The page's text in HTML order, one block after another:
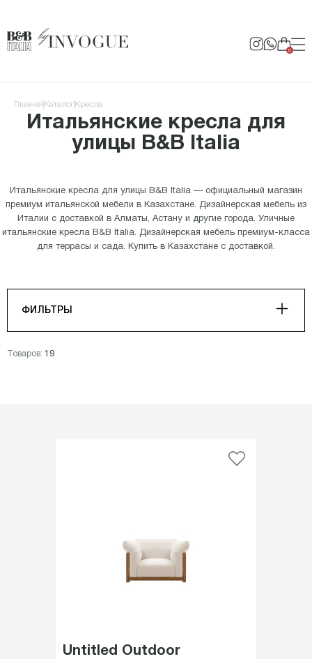
0
Главная Каталог Кресла
Итальянские кресла для
улицы B&B Italia
Итальянские кресла для улицы B&B Italia — официальный магазин
премиум итальянской мебели в Казахстане. Дизайнерская мебель из
Италии с доставкой в Алматы, Астану и другие города. Уличные
итальянские кресла B&B Italia. Дизайнерская мебель премиум-класса
для террасы и сада. Купить в Казахстане с доставкой.
ФИЛЬТРЫ
Товаров: 19
Untitled Outdoor